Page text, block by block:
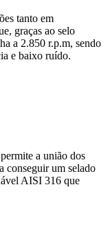
tanto em
graças ao selo
a 2.850 r.p.m, sendo
e baixo ruído.
a união dos
conseguir um selado
AISI 316 que